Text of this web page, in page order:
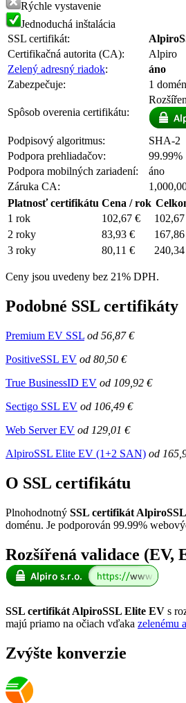
Rýchle vystavenie
Jednoduchá inštalácia
SSL certifikát:
Certifikačná autorita (CA):
Alpiro
Zelený adresný riadok:
áno
Zabezpečuje:
1
Spôsob overenia certifikátu:
Podpisový algoritmus:
SHA-2
Podpora prehliadačov:
99.99%
Podpora mobilných zariadení:
áno
Záruka CA:
Platnosť certifikátu Cena / rok
1 rok
102,67 €
2 roky
83,93 €
3 roky
80,11 €
Ceny jsou uvedeny bez 21% DPH.
Podobné SSL certifikáty
Premium EV SSL od 56,87 €
PositiveSSL EV od 80,50 €
True BusinessID EV od 109,92 €
Sectigo SSL EV od 106,49 €
Web Server EV od 129,01 €
AlpiroSSL Elite EV (1+2 SAN) od
O SSL certifikátu
Plnohodnotný SSL certifikát
doménu. Je podporován 99.99%
Rozšířená validace (EV,
SSL certifikát AlpiroSSL Elite EV s
majú priamo na očiach vďaka zelenému
Zvýšte konverzie